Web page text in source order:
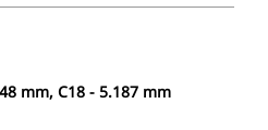
mm, C18 - 5.187 mm